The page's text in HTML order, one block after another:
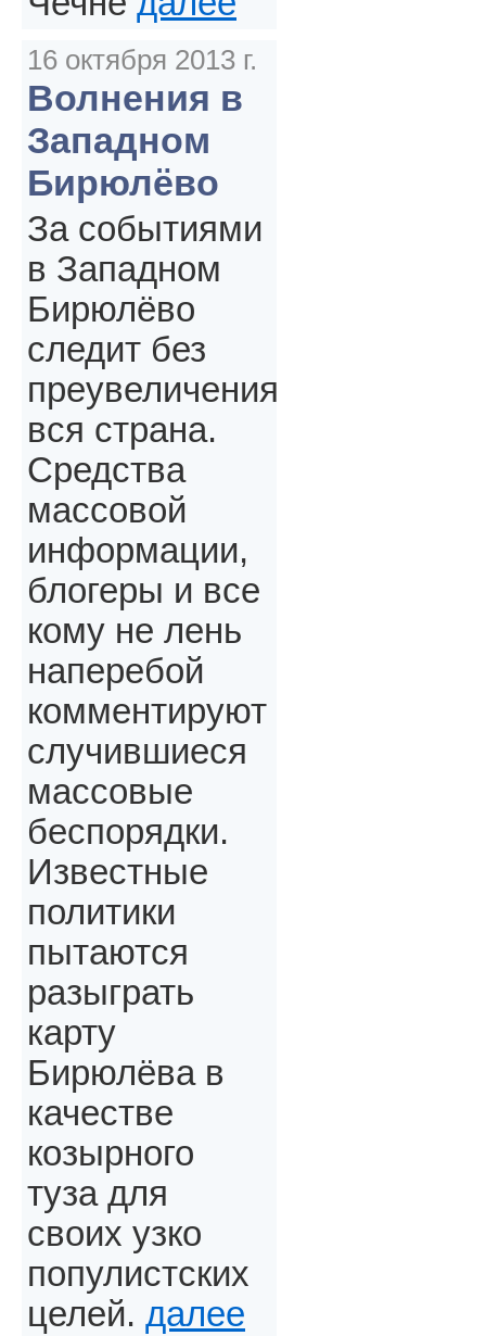
16 октября 2013 г.
Волнения в
Западном
Бирюлёво
За событиями
в Западном
Бирюлёво
следит без
преувеличения
вся страна.
Средства
массовой
информации,
блогеры и все
кому не лень
наперебой
комментируют
случившиеся
массовые
беспорядки.
Известные
политики
пытаются
разыграть
карту
Бирюлёва в
качестве
козырного
туза для
своих узко
популистских
целей. далее